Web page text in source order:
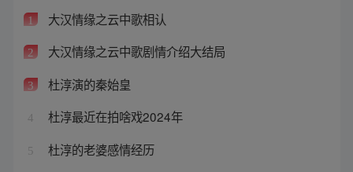
1 大汉情缘之云中歌相认
2 大汉情缘之云中歌剧情介绍大结局
3 杜淳演的秦始皇
4 杜淳最近在拍啥戏2024年
5 杜淳的老婆感情经历